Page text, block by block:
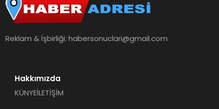
Reklam & İşbirliği:habersonuclari@gmail.com
Hakkımızda
KÜNYEİLETİŞİM